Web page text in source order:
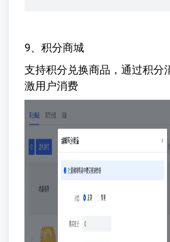
9、积分商城
支持积分兑换商品，通过积分
激用户消费